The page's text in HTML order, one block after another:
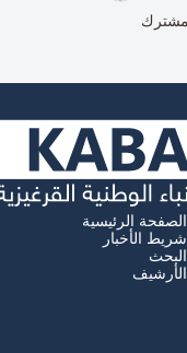
الصفحة الرئيسية
شريط الأخبار
البحث
الأرشيف